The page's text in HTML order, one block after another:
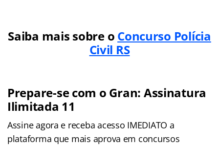
Saiba mais sobre o Concurso Polícia
Civil RS
Prepare-se com o Gran: Assinatura
Ilimitada 11
Assine agora e receba acesso IMEDIATO a
plataforma que mais aprova em concursos